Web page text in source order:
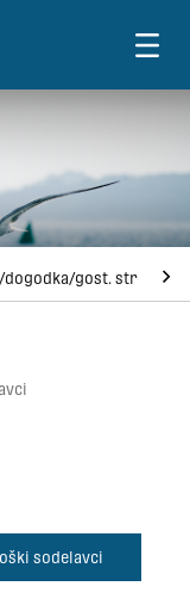
gost. strok.
sodelavci